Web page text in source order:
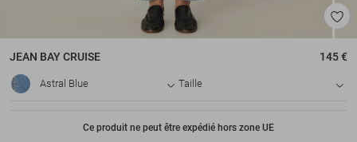
JEAN BAY CRUISE 145 €
Astral Blue Taille
Ce produit ne peut être expédié hors zone UE